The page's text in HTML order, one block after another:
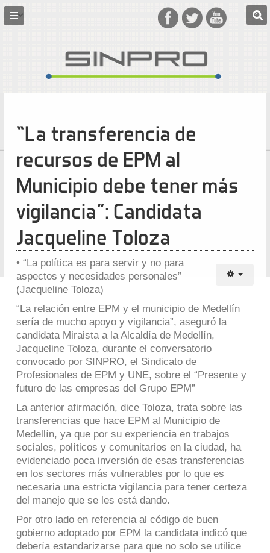
“La transferencia de
recursos de EPM al
Municipio debe tener más
vigilancia”: Candidata
Jacqueline Toloza
• “La política es para servir y no para
aspectos y necesidades personales”
(Jacqueline Toloza)
“La relación entre EPM y el municipio de Medellín
sería de mucho apoyo y vigilancia”, aseguró la
candidata Miraista a la Alcaldía de Medellín,
Jacqueline Toloza, durante el conversatorio
convocado por SINPRO, el Sindicato de
Profesionales de EPM y UNE, sobre el “Presente y
futuro de las empresas del Grupo EPM”
La anterior afirmación, dice Toloza, trata sobre las
transferencias que hace EPM al Municipio de
Medellín, ya que por su experiencia en trabajos
sociales, políticos y comunitarios en la ciudad, ha
evidenciado poca inversión de esas transferencias
en los sectores más vulnerables por lo que es
necesaria una estricta vigilancia para tener certeza
del manejo que se les está dando.
Por otro lado en referencia al código de buen
gobierno adoptado por EPM la candidata indicó que
debería estandarizarse para que no solo se utilice